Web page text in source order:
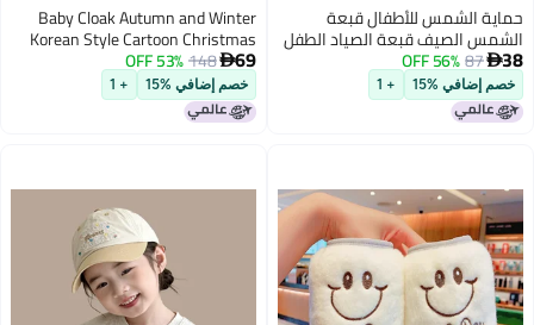
حماية الشمس للأطفال قبعة
الشمس الصيف قبعة الصياد الطفل
قبعة الربيع والخريف قبعة الحوض
الرقيقة الأولاد والبنات الصيف
38
87
56% OFF
خصم إضافي %15 + 1
Baby Cloak Autumn and Winter
Korean Style Cartoon Christmas
Reindeer Fleece-Lined Warm
Thickened Coat Children''s Cape
Cloak Style
69
148
53% OFF
خصم إضافي %15 + 1